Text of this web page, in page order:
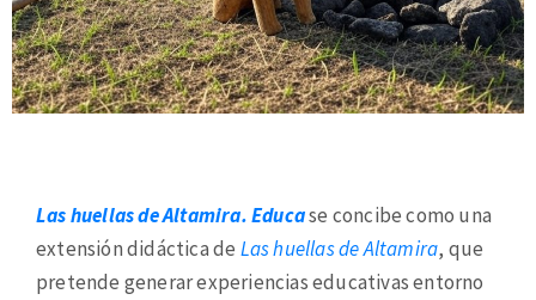
Las huellas de Altamira. Educase concibe como una
extensión didáctica de Las huellas de Altamira, que
pretende generar experiencias educativas entorno